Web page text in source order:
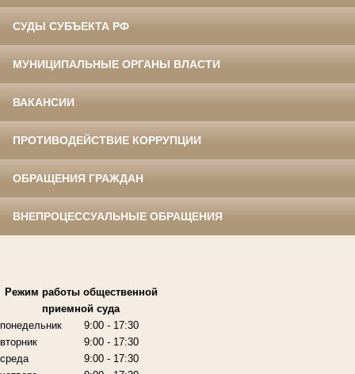
СУДЫ СУБЪЕКТА РФ
МУНИЦИПАЛЬНЫЕ ОРГАНЫ ВЛАСТИ
ВАКАНСИИ
ПРОТИВОДЕЙСТВИЕ КОРРУПЦИИ
ОБРАЩЕНИЯ ГРАЖДАН
ВНЕПРОЦЕССУАЛЬНЫЕ ОБРАЩЕНИЯ
Режим работыобщественной
приемной суда
понедельник
вторник
среда
9:00 - 17:30
9:00 - 17:30
9:00 - 17:30